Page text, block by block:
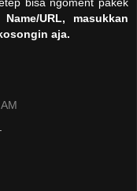
URL, masukkan
aja.